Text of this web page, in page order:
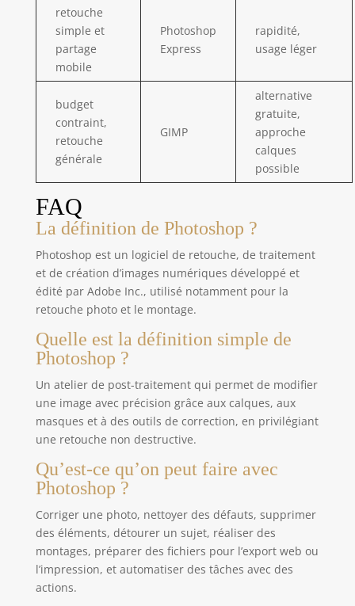
retouche
simple et
partage
mobile
Photoshop
Express
rapidité,
usage léger
budget
contraint,
retouche
générale
GIMP
alternative
gratuite,
approche
calques
possible
FAQ
La définition de Photoshop ?
Photoshop est un logiciel de retouche, de traitement
et de création d’images numériques développé et
édité par Adobe Inc., utilisé notamment pour la
retouche photo et le montage.
Quelle est la définition simple de
Photoshop ?
Un atelier de post-traitement qui permet de modifier
une image avec précision grâce aux calques, aux
masques et à des outils de correction, en privilégiant
une retouche non destructive.
Qu’est-ce qu’on peut faire avec
Photoshop ?
Corriger une photo, nettoyer des défauts, supprimer
des éléments, détourer un sujet, réaliser des
montages, préparer des fichiers pour l’export web ou
l’impression, et automatiser des tâches avec des
actions.